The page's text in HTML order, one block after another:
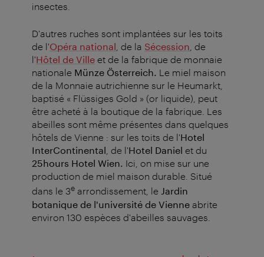
insectes.
D'autres ruches sont implantées sur les toits
de l'Opéra national , de la Sécession , de
l'Hôtel de Ville et de la fabrique de monnaie
nationale Münze Österreich. Le miel maison
de la Monnaie autrichienne sur le Heumarkt,
baptisé « Flüssiges Gold » (or liquide), peut
être acheté à la boutique de la fabrique. Les
abeilles sont même présentes dans quelques
hôtels de Vienne : sur les toits de l'Hotel
InterContinental , de l'Hotel Daniel et du
25hours Hotel Wien. Ici, on mise sur une
production de miel maison durable. Situé
dans le 3e arrondissement, le Jardin
botanique de l'université de Vienne abrite
environ 130 espèces d'abeilles sauvages.